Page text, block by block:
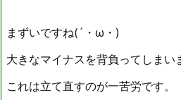
まずいですね(´・ω・)
大きなマイナスを背負ってしまい
これは立て直すのが一苦労です。